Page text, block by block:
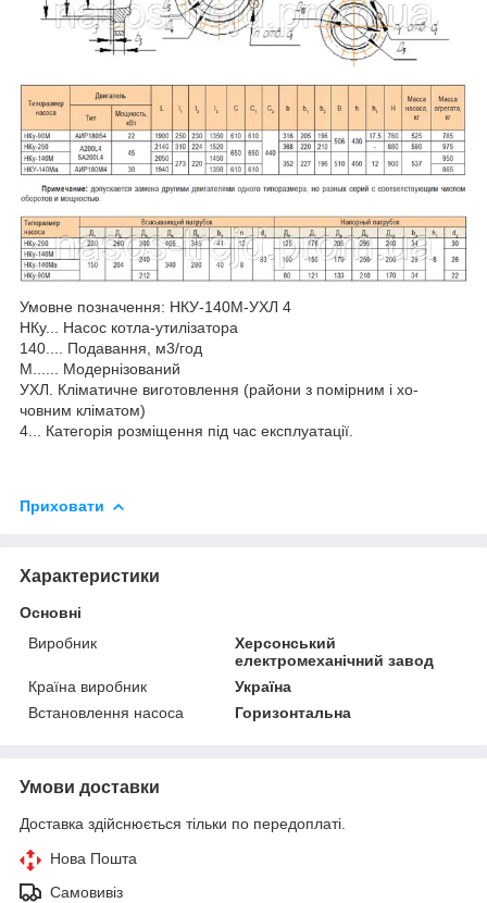
Умовне позначення: НКУ-140М-УХЛ 4
НКу... Насос котла-утилізатора
140.... Подавання, м3/год
М...... Модернізований
УХЛ. Кліматичне виготовлення (райони з помірним і хо-
човним кліматом)
4... Категорія розміщення під час експлуатації.
Приховати
Характеристики
Основні
Виробник
Херсонський
електромеханічний завод
Країна виробник
Україна
Встановлення насоса
Горизонтальна
Умови доставки
Доставка здійснюється тільки по передоплаті.
Нова Пошта
Самовивіз